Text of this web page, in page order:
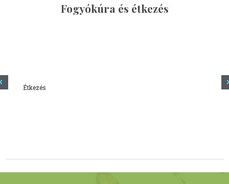
Fogyókúra és étkezés
Étkezés